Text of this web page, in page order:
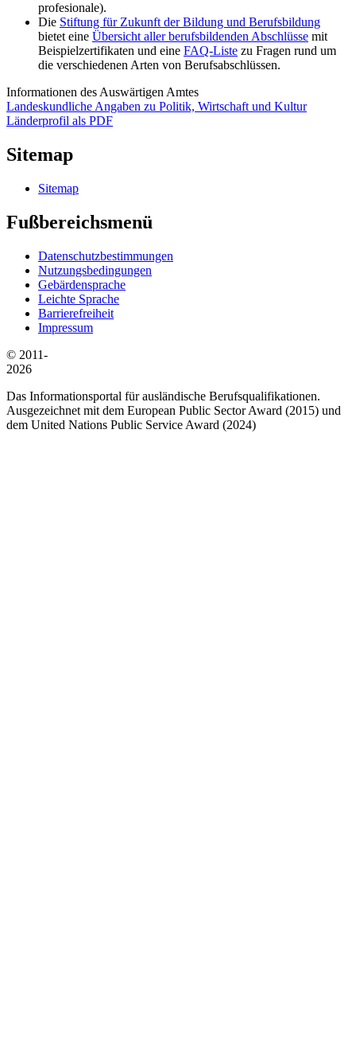
profesionale).
Die Stiftung für Zukunft der Bildung und Berufsbildung
bietet eine Übersicht aller berufsbildenden Abschlüsse mit
Beispielzertifikaten und eine FAQ-Liste zu Fragen rund um
die verschiedenen Arten von Berufsabschlüssen.
Informationen des Auswärtigen Amtes
Landeskundliche Angaben zu Politik, Wirtschaft und Kultur
Länderprofil als PDF
Sitemap
Sitemap
Fußbereichsmenü
Datenschutzbestimmungen
Nutzungsbedingungen
Gebärdensprache
Leichte Sprache
Barrierefreiheit
Impressum
© 2011-
2026
Das Informationsportal für ausländische Berufsqualifikationen.
Ausgezeichnet mit dem European Public Sector Award (2015) und
dem United Nations Public Service Award (2024)